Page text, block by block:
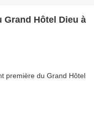
Grand Hôtel Dieu à